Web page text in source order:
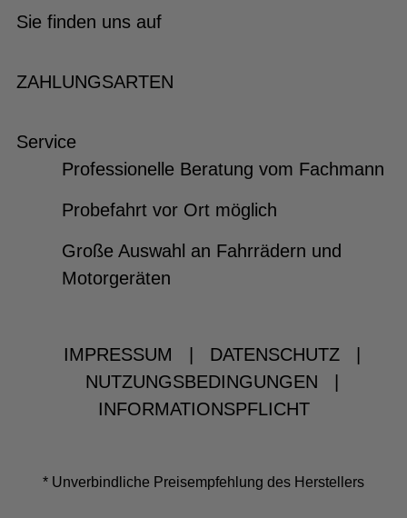
Sie finden uns auf
ZAHLUNGSARTEN
Service
Professionelle Beratung vom Fachmann
Probefahrt vor Ort möglich
Große Auswahl an Fahrrädern und
Motorgeräten
IMPRESSUM DATENSCHUTZ
NUTZUNGSBEDINGUNGEN
INFORMATIONSPFLICHT
* Unverbindliche Preisempfehlung des Herstellers